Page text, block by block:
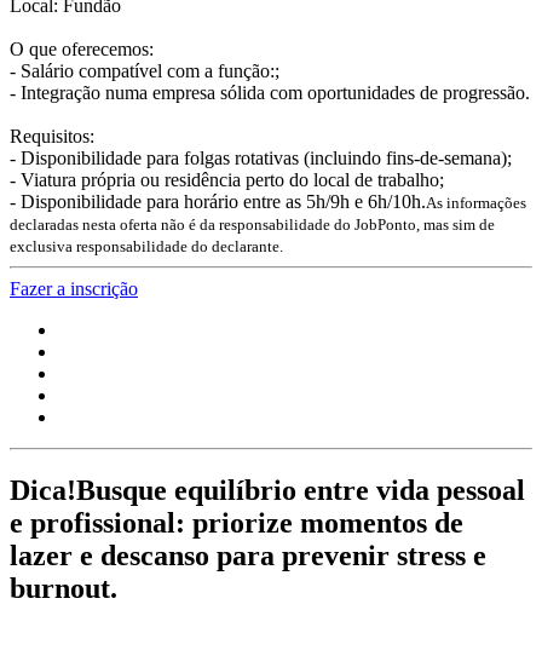
Local: Fundão
O que oferecemos:
- Salário compatível com a função:;
- Integração numa empresa sólida com oportunidades de progressão.
Requisitos:
- Disponibilidade para folgas rotativas (incluindo fins-de-semana);
- Viatura própria ou residência perto do local de trabalho;
- Disponibilidade para horário entre as 5h/9h e 6h/10h.As informações
declaradas nesta oferta não é da responsabilidade do JobPonto, mas sim de
exclusiva responsabilidade do declarante.
Fazer a inscrição
Dica!Busque equilíbrio entre vida pessoal
e profissional: priorize momentos de
lazer e descanso para prevenir stress e
burnout.